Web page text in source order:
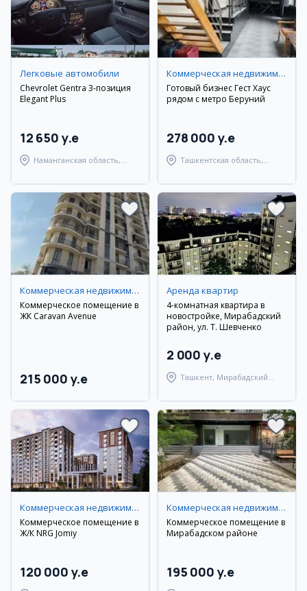
Легковые автомобили
Chevrolet Gentra 3-позиция
Elegant Plus
12 650 y.e
Наманганская область,
Коммерческая недвижимость
Готовый бизнес Гест Хаус
рядом с метро Беруний
278 000 y.e
Ташкентская область,
Коммерческая недвижимость
Коммерческое помещение в
ЖК Caravan Avenue
215 000 y.e
Аренда квартир
4-комнатная квартира в
новостройке, Мирабадский
район, ул. Т. Шевченко
2 000 y.e
Ташкент, Мирабадский
Коммерческая недвижимость
Коммерческое помещение в
Ж/К NRG Jomiy
120 000 y.e
Коммерческая недвижимость
Коммерческое помещение в
Мирабадском районе
195 000 y.e